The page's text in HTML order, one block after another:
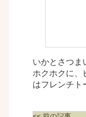
いかとさつま
ホクホクに、
はフレンチト